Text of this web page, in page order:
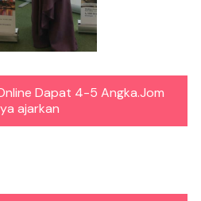
Dapat 4-5 Angka.Jom
ajarkan